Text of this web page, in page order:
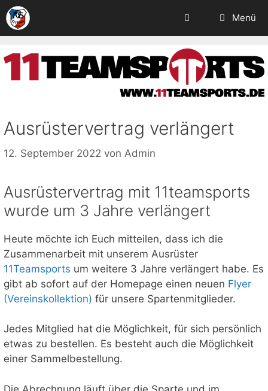
Zum
Inhalt
springen
Menü
Ausrüstervertrag verlängert
12. September 2022 von Admin
Ausrüstervertrag mit 11teamsports
wurde um 3 Jahre verlängert
Heute möchte ich Euch mitteilen, dass ich die
Zusammenarbeit mit unserem Ausrüster
11Teamsports um weitere 3 Jahre verlängert habe. Es
gibt ab sofort auf der Homepage einen neuen Flyer
(Vereinskollektion) für unsere Spartenmitglieder.
Jedes Mitglied hat die Möglichkeit, für sich persönlich
etwas zu bestellen. Es besteht auch die Möglichkeit
einer Sammelbestellung.